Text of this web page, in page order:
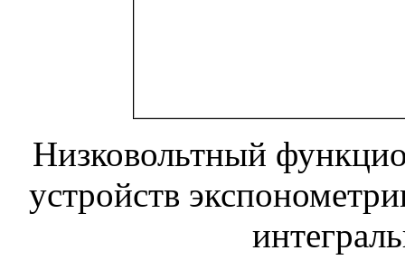
Низковольтный
устройств